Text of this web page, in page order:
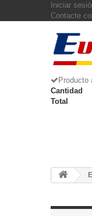
Iniciar
Contacte
Producto
Cantidad
Total